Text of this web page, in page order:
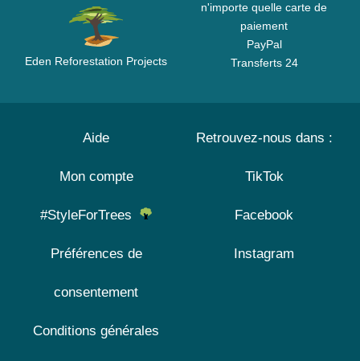
Eden Reforestation Projects
n'importe quelle carte de
paiement
PayPal
Transferts 24
Aide
Mon compte
#StyleForTrees
Préférences de
consentement
Conditions générales
Retrouvez-nous dans :
TikTok
Facebook
Instagram